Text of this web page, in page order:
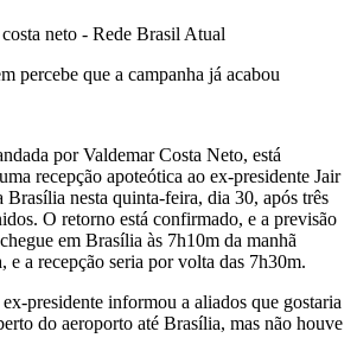
percebe que a campanha já acabou
por Valdemar Costa Neto, está
recepção apoteótica ao ex-presidente Jair
nesta quinta-feira, dia 30, após três
O retorno está confirmado, e a previsão
em Brasília às 7h10m da manhã
e a recepção seria por volta das 7h30m.
presidente informou a aliados que gostaria
do aeroporto até Brasília, mas não houve